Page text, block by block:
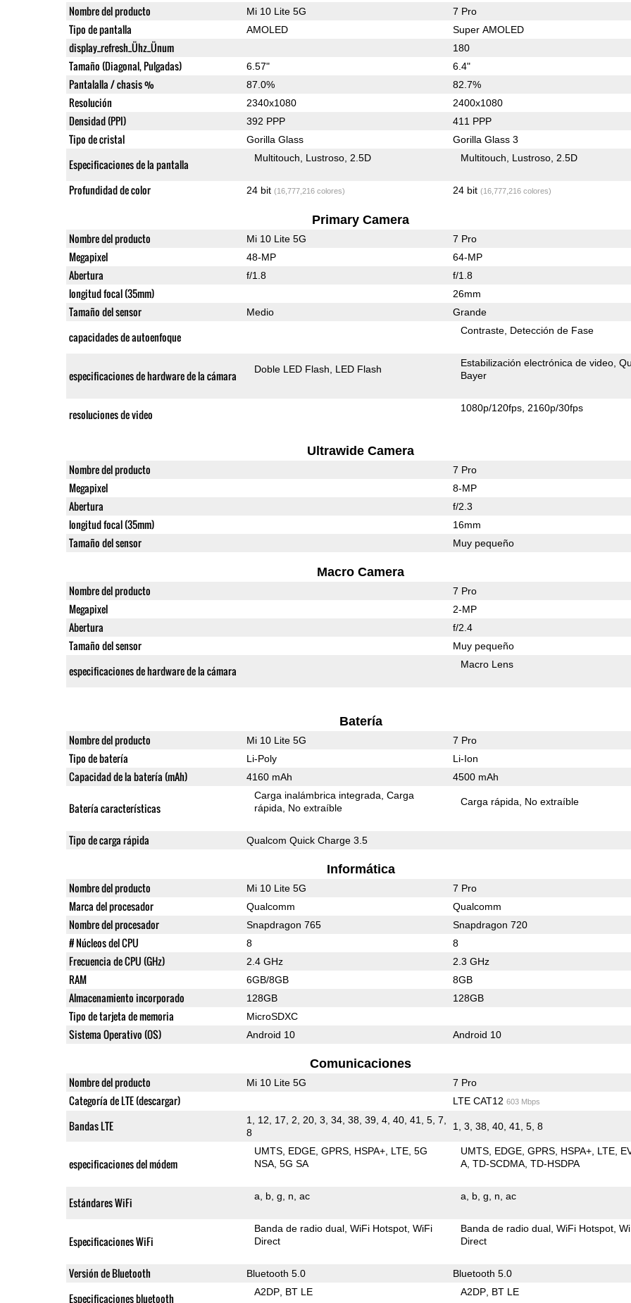
Nombre del producto Mi 10 Lite 5G 7 Pro
Tipo de pantalla AMOLED Super AMOLED
display_refresh_Ühz_Ünum 180
Tamaño (Diagonal, Pulgadas) 6.57" 6.4"
Pantalalla / chasis % 87.0% 82.7%
Resolución 2340x1080 2400x1080
Densidad (PPI) 392 PPP 411 PPP
Tipo de cristal Gorilla Glass Gorilla Glass 3
Especificaciones de la pantalla Multitouch Lustroso 2.5D Multitouch Lustroso 2.5D
Profundidad de color 24 bit (16,777,216 colores) 24 bit (16,777,216 colores)
Primary Camera
Nombre del producto Mi 10 Lite 5G 7 Pro
Megapixel 48-MP 64-MP
Abertura f/1.8 f/1.8
longitud focal (35mm) 26mm
Tamaño del sensor Medio Grande
capacidades de autoenfoque Contraste Detección de Fase
especificaciones de hardware de la cámara Doble LED Flash LED Flash
Estabilización electrónica de video
Bayer
resoluciones de video 1080p/120fps 2160p/30fps
Ultrawide Camera
Nombre del producto 7 Pro
Megapixel 8-MP
Abertura f/2.3
longitud focal (35mm) 16mm
Tamaño del sensor Muy pequeño
Macro Camera
Nombre del producto 7 Pro
Megapixel 2-MP
Abertura f/2.4
Tamaño del sensor Muy pequeño
especificaciones de hardware de la cámara Macro Lens
Batería
Nombre del producto Mi 10 Lite 5G 7 Pro
Tipo de batería Li-Poly Li-Ion
Capacidad de la batería (mAh) 4160 mAh 4500 mAh
Batería características
Carga inalámbrica integrada Carga
rápida
No extraíble
Carga rápida No extraíble
Tipo de carga rápida Qualcom Quick Charge 3.5
Informática
Nombre del producto Mi 10 Lite 5G 7 Pro
Marca del procesador Qualcomm Qualcomm
Nombre del procesador Snapdragon 765 Snapdragon 720
# Núcleos del CPU 8 8
Frecuencia de CPU (GHz) 2.4 GHz 2.3 GHz
RAM 6GB/8GB 8GB
Almacenamiento incorporado 128GB 128GB
Tipo de tarjeta de memoria MicroSDXC
Sistema Operativo (OS) Android 10 Android 10
Comunicaciones
Nombre del producto Mi 10 Lite 5G 7 Pro
Categoría de LTE (descargar) LTE CAT12 603 Mbps
Bandas LTE
1, 12, 17, 2, 20, 3, 34, 38, 39, 4, 40, 41, 5, 7,
8
1, 3, 38, 40, 41, 5, 8
especificaciones del módem
UMTS EDGE GPRS HSPA+ LTE 5G
NSA 5G SA
UMTS EDGE GPRS HSPA+ LTE
A TD-SCDMA TD-HSDPA
Estándares WiFi a b g n ac a b g n ac
Especificaciones WiFi
Banda de radio dual WiFi Hotspot WiFi
Direct
Banda de radio dual WiFi Hotspot
Direct
Versión de Bluetooth Bluetooth 5.0 Bluetooth 5.0
Especificaciones bluetooth A2DP BT LE A2DP BT LE